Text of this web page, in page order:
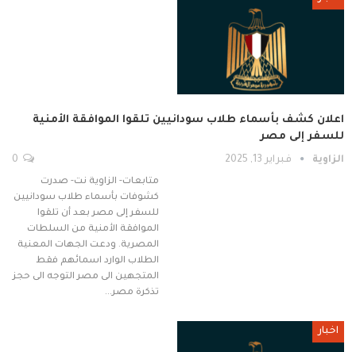
اعلان كشف بأسماء طلاب سودانيين تلقوا الموافقة الأمنية
للسفر إلى مصر
الزاوية فبراير 13, 2025
متابعات- الزاوية نت- صدرت
كشوفات بأسماء طلاب سودانيين
للسفر إلى مصر بعد أن تلقوا
الموافقة الأمنية من السلطات
المصرية. ودعت الجهات المعنية
الطلاب الوارد اسمائهم فقط
المتجهين الى مصر التوجه الى حجز
تذكرة مصر…
اخبار